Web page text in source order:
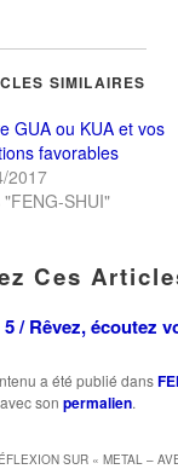
dans
nouvelle
nouvelle
SIMILAIRES
GUA ou KUA et vos
favorables
2017
"FENG-SHUI"
Ces
5 / Rêvez, écoutez
a été publié dans
son permalien.
SUR « METAL –